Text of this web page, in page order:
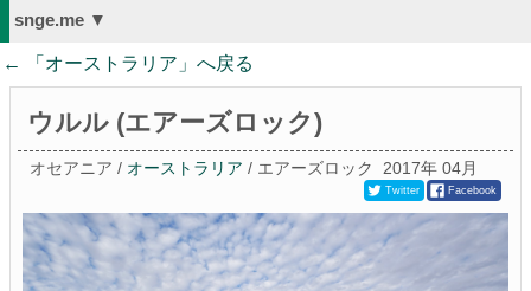
snge.me ▼
← 「 オーストラリア 」へ戻る
ウルル (エアーズロック)
オセアニア / オーストラリア / エアーズロック 2017年 04月
Twitter Facebook